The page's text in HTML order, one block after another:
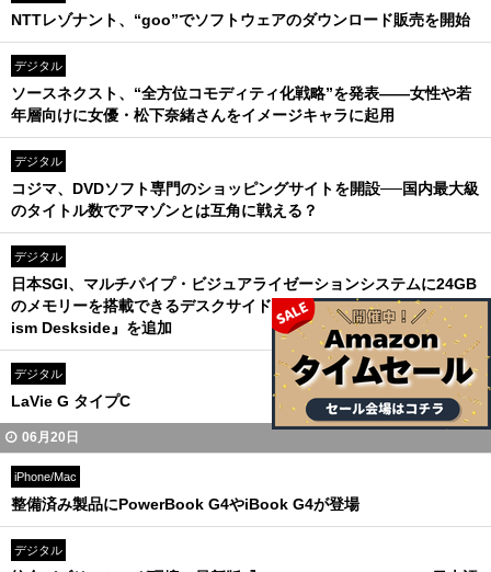
NTTレゾナント、“goo”でソフトウェアのダウンロード販売を開始
デジタル
ソースネクスト、“全方位コモディティ化戦略”を発表――女性や若
年層向けに女優・松下奈緒さんをイメージキャラに起用
デジタル
コジマ、DVDソフト専門のショッピングサイトを開設──国内最大級
のタイトル数でアマゾンとは互角に戦える？
デジタル
日本SGI、マルチパイプ・ビジュアライゼーションシステムに24GB
のメモリーを搭載できるデスクサイドモデル『Silicon Graphics Pr
ism Deskside』を追加
デジタル
LaVie G タイプC
06月20日
iPhone/Mac
整備済み製品にPowerBook G4やiBook G4が登場
デジタル